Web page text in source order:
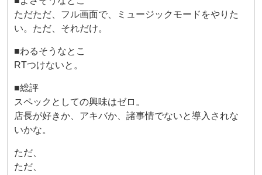
ただただ、フル画面で、ミュージックモードをやりた
い。ただ、それだけ。
■わるそうなとこ
RTつけないと。
■総評
スペックとしての興味はゼロ。
店長が好きか、アキバか、諸事情でないと導入されな
いかな。
ただ、
ただ、